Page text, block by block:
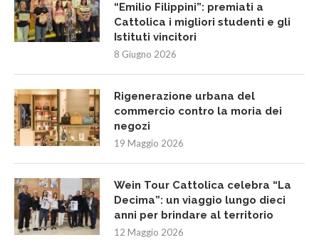
“Emilio Filippini”: premiati a
Cattolica i migliori studenti e gli
Istituti vincitori
8 Giugno 2026
Rigenerazione urbana del
commercio contro la moria dei
negozi
19 Maggio 2026
Wein Tour Cattolica celebra “La
Decima”: un viaggio lungo dieci
anni per brindare al territorio
12 Maggio 2026